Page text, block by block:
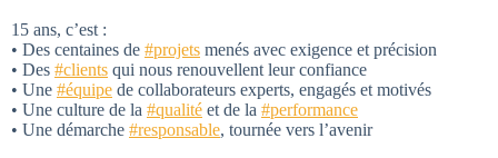
15 ans, c’est :
• Des centaines de #projets menés avec exigence et précision
• Des #clients qui nous renouvellent leur confiance
• Une #équipe de collaborateurs experts, engagés et motivés
• Une culture de la #qualité et de la #performance
• Une démarche #responsable, tournée vers l’avenir